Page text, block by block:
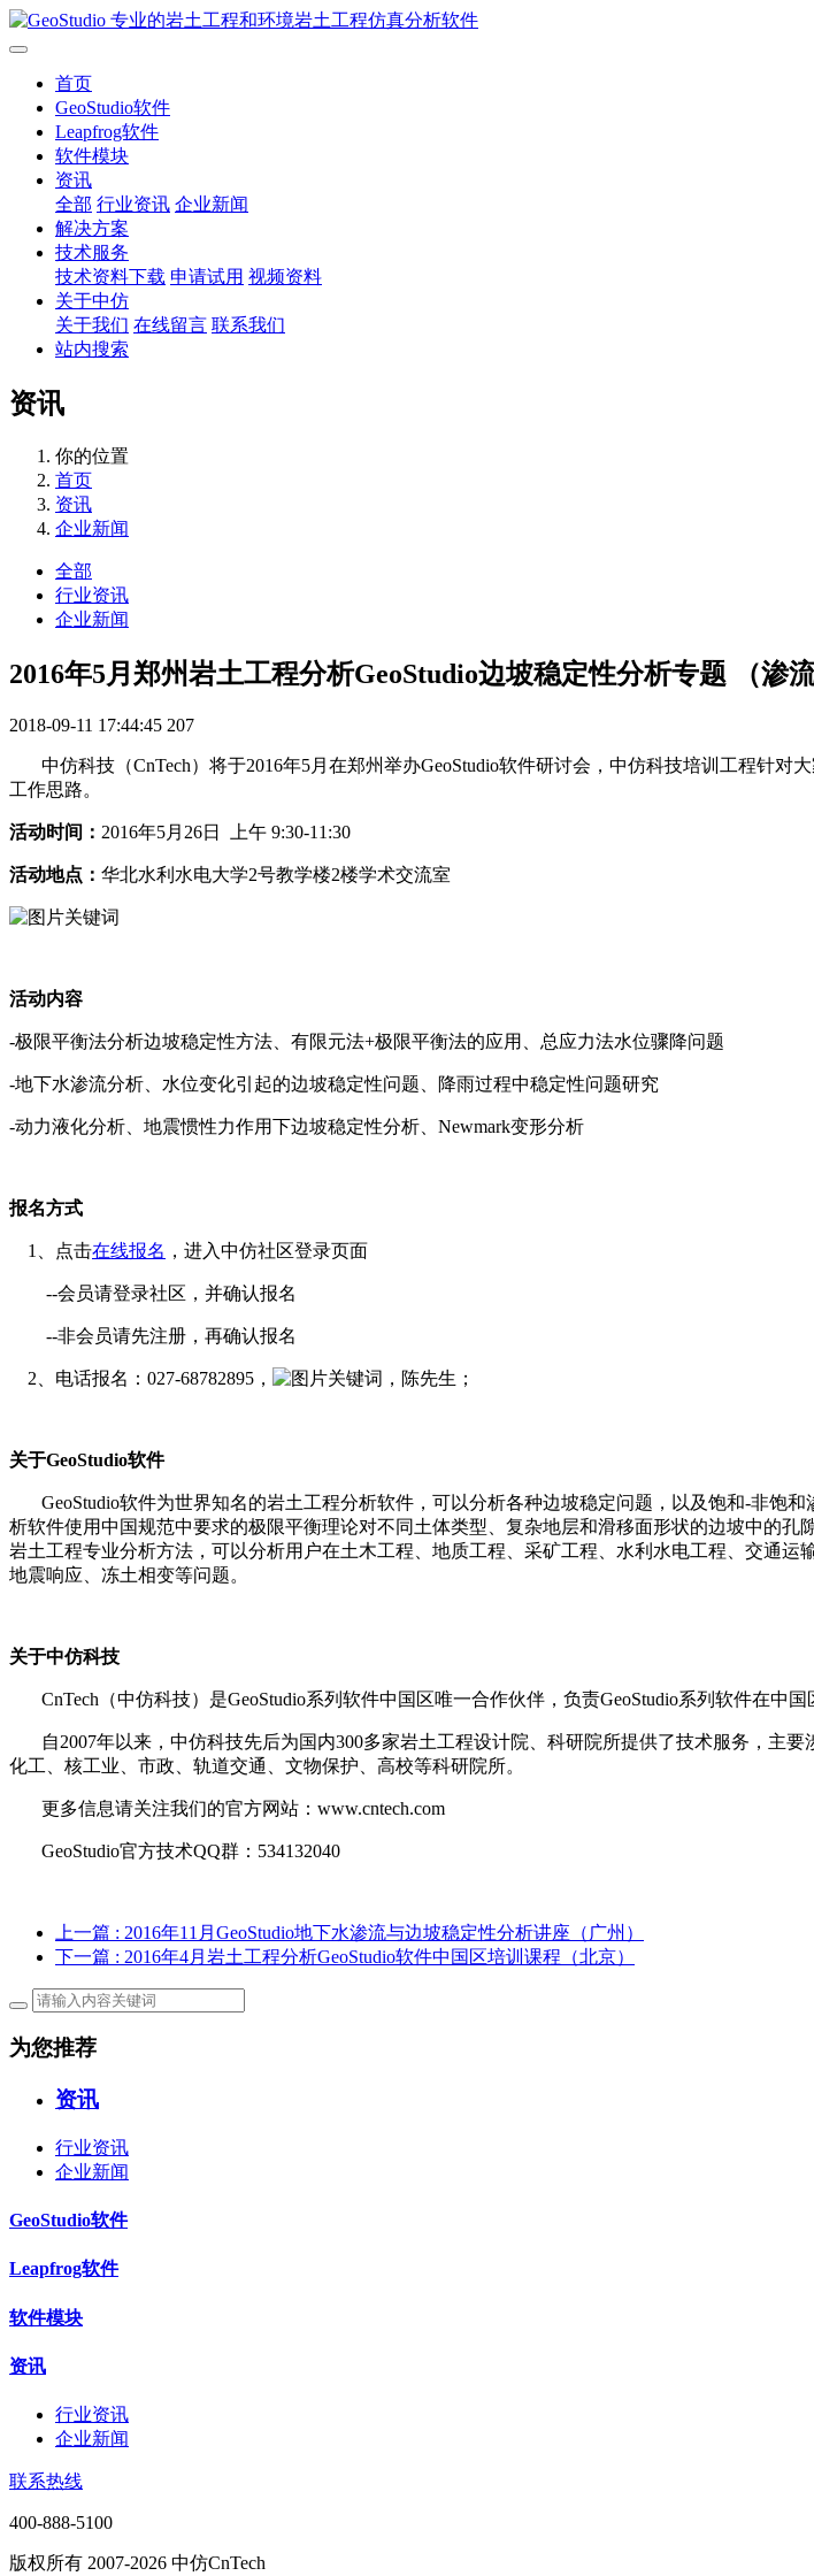
首页
GeoStudio软件
Leapfrog软件
软件模块
资讯
全部 行业资讯 企业新闻
解决方案
技术服务
技术资料下载 申请试用 视频资料
关于中仿
关于我们 在线留言 联系我们
站内搜索
资讯
你的位置
首页
资讯
企业新闻
全部
行业资讯
企业新闻
2016年5月郑州岩土工程分析GeoStudio边坡稳定性分析专题 （渗
2018-09-11 17:44:45 207
中仿科技（CnTech）将于2016年5月在郑州举办GeoStudio软件研讨会，中仿科技培训工程针对
工作思路。
活动时间： 2016年5月26日 上午 9:30-11:30
活动地点： 华北水利水电大学2号教学楼2楼学术交流室
活动内容
-极限平衡法分析边坡稳定性方法、有限元法+极限平衡法的应用、总应力法水位骤降问题
-地下水渗流分析、水位变化引起的边坡稳定性问题、降雨过程中稳定性问题研究
-动力液化分析、地震惯性力作用下边坡稳定性分析、Newmark变形分析
报名方式
1、点击在线报名 ，进入中仿社区登录页面
--会员请登录社区，并确认报名
--非会员请先注册，再确认报名
2、电话报名：027-68782895， ，陈先生；
关于GeoStudio软件
GeoStudio软件为世界知名的岩土工程分析软件，可以分析各种边坡稳定问题，以及饱和-非饱
析软件使用中国规范中要求的极限平衡理论对不同土体类型、复杂地层和滑移面形状的边坡中的
岩土工程专业分析方法，可以分析用户在土木工程、地质工程、采矿工程、水利水电工程、交通
地震响应、冻土相变等问题。
关于中仿科技
CnTech（中仿科技）是GeoStudio系列软件中国区唯一合作伙伴，负责GeoStudio系列软件在中
自2007年以来，中仿科技先后为国内300多家岩土工程设计院、科研院所提供了技术服务，主
化工、核工业、市政、轨道交通、文物保护、高校等科研院所。
更多信息请关注我们的官方网站：www.cntech.com
GeoStudio官方技术QQ群：534132040
上一篇 : 2016年11月GeoStudio地下水渗流与边坡稳定性分析讲座（广州）
下一篇 : 2016年4月岩土工程分析GeoStudio软件中国区培训课程（北京）
为您推荐
资讯
行业资讯
企业新闻
GeoStudio软件
Leapfrog软件
软件模块
资讯
行业资讯
企业新闻
联系热线
400-888-5100
版权所有 2007-2026 中仿CnTech